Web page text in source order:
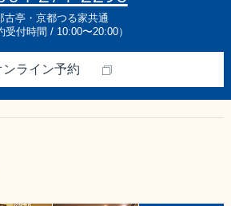
古亭・京都つる家共通
受付時間 / 10:00〜20:00）
ンライン予約